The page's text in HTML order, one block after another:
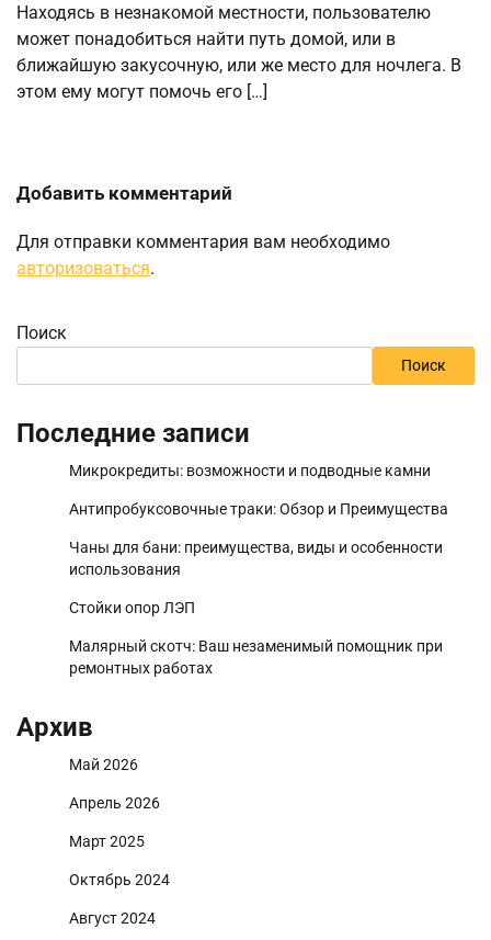
Находясь в незнакомой местности, пользователю
может понадобиться найти путь домой, или в
ближайшую закусочную, или же место для ночлега. В
этом ему могут помочь его […]
Добавить комментарий
Для отправки комментария вам необходимо
авторизоваться.
Поиск
Поиск
Последние записи
Микрокредиты: возможности и подводные камни
Антипробуксовочные траки: Обзор и Преимущества
Чаны для бани: преимущества, виды и особенности
использования
Стойки опор ЛЭП
Малярный скотч: Ваш незаменимый помощник при
ремонтных работах
Архив
Май 2026
Апрель 2026
Март 2025
Октябрь 2024
Август 2024